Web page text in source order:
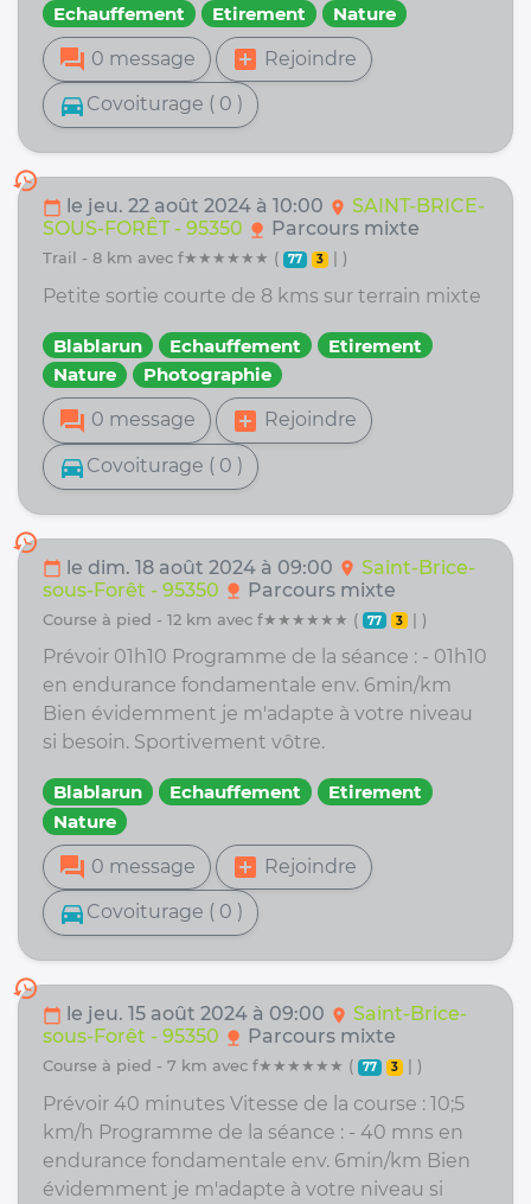
Echauffement Etirement Nature
forum 0 message add_box Rejoindre
directions_car Covoiturage ( 0 )
history
calendar_today le jeu. 22 août 2024 à 10:00 location_on SAINT-BRICE-
SOUS-FORÊT - 95350 nature Parcours mixte
trail - 8 km avec f★★★★★★ ( 77 3 | )
Petite sortie courte de 8 kms sur terrain mixte
Blablarun Echauffement
Etirement
Nature
Photographie
forum 0 message add_box Rejoindre
directions_car Covoiturage ( 0 )
history
calendar_today le dim. 18 août 2024 à 09:00 location_on Saint-Brice-
sous-Forêt - 95350 nature Parcours mixte
course à pied - 12 km avec f★★★★★★ ( 77 3 | )
Prévoir 01h10 Programme de la séance : - 01h10
en endurance fondamentale env. 6min/km
Bien évidemment je m'adapte à votre niveau
si besoin. Sportivement vôtre.
Blablarun Echauffement
Etirement
Nature
forum 0 message add_box Rejoindre
directions_car Covoiturage ( 0 )
history
calendar_today le jeu. 15 août 2024 à 09:00 location_on Saint-Brice-
sous-Forêt - 95350 nature Parcours mixte
course à pied - 7 km avec f★★★★★★ ( 77 3 | )
Prévoir 40 minutes Vitesse de la course : 10;5
km/h Programme de la séance : - 40 mns en
endurance fondamentale env. 6min/km Bien
évidemment je m'adapte à votre niveau si